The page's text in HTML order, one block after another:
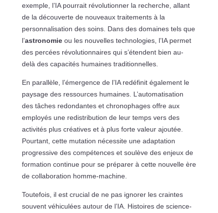
exemple, l’IA pourrait révolutionner la recherche, allant
de la découverte de nouveaux traitements à la
personnalisation des soins. Dans des domaines tels que
l’astronomieou les nouvelles technologies, l’IA permet
des percées révolutionnaires qui s’étendent bien au-
delà des capacités humaines traditionnelles.
En parallèle, l’émergence de l’IA redéfinit également le
paysage des ressources humaines. L’automatisation
des tâches redondantes et chronophages offre aux
employés une redistribution de leur temps vers des
activités plus créatives et à plus forte valeur ajoutée.
Pourtant, cette mutation nécessite une adaptation
progressive des compétences et soulève des enjeux de
formation continue pour se préparer à cette nouvelle ère
de collaboration homme-machine.
Toutefois, il est crucial de ne pas ignorer les craintes
souvent véhiculées autour de l’IA. Histoires de science-